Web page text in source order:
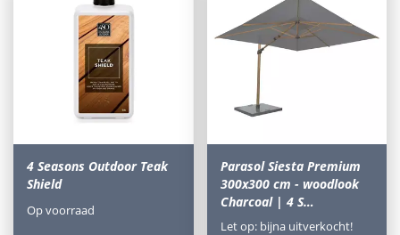
4 Seasons Outdoor Teak
Shield
Op voorraad
Parasol Siesta Premium
300x300 cm - woodlook
Charcoal | 4 S…
Let op: bijna uitverkocht!